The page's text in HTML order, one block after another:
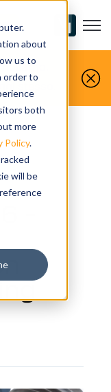
about
us to
order to
both
more
Policy.
will be
Open
stesso.